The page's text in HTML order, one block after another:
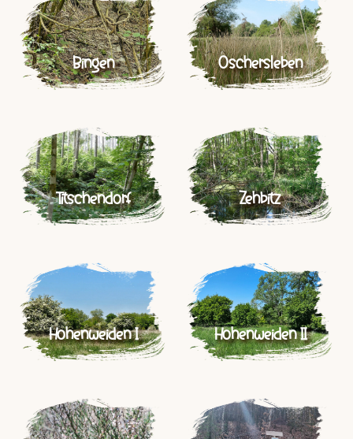
Bingen Oschersleben
Titschendorf Zehbitz
Hohenweiden I Hohenweiden II